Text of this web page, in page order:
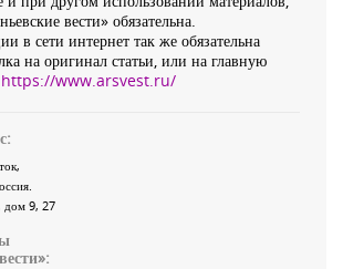
вести» обязательна.
в сети интернет так же обязательна
на оригинал статьи, или на главную
https://www.arsvest.ru/
,
дом 9, 27
»: